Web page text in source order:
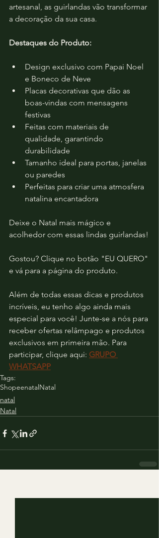
artesanal, as guirlandas vão transformar
a decoração da sua casa.
Destaques do Produto:
Design exclusivo com Papai Noel
e Boneco de Neve
Placas decorativas que dão as
boas-vindas com mensagens
festivas
Feitas com materiais de
qualidade, garantindo
durabilidade
Tamanho ideal para portas, janelas
ou paredes
Perfeitas para criar uma atmosfera
natalina encantadora
Deixe o Natal mais mágico e
acolhedor com essas lindas guirlandas!
Gostou? Clique no botão "EU QUERO"
e vá para a página do produto.
Além de todas essas dicas e produtos
incríveis, eu tenho algo ainda mais
especial para você! Junte-se a nós para
receber ofertas relâmpago e produtos
exclusivos em primeira mão. Para
participar, clique aqui: GRUPO
WHATSAPP
Tags:
ShopeenatalNatal
natal
Natal